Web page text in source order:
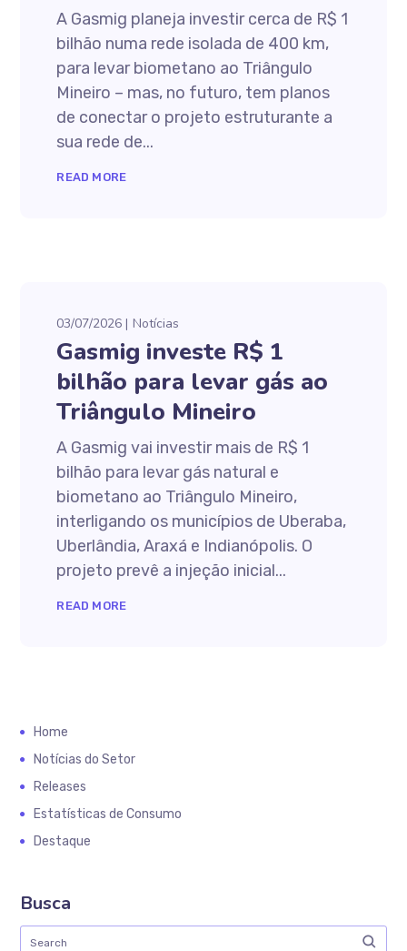
A Gasmig planeja investir cerca de R$ 1
bilhão numa rede isolada de 400 km,
para levar biometano ao Triângulo
Mineiro – mas, no futuro, tem planos
de conectar o projeto estruturante a
sua rede de...
READ MORE
03/07/2026 Notícias
Gasmig investe R$ 1
bilhão para levar gás ao
Triângulo Mineiro
A Gasmig vai investir mais de R$ 1
bilhão para levar gás natural e
biometano ao Triângulo Mineiro,
interligando os municípios de Uberaba,
Uberlândia, Araxá e Indianópolis. O
projeto prevê a injeção inicial...
READ MORE
Home
Notícias do Setor
Releases
Estatísticas de Consumo
Destaque
Busca